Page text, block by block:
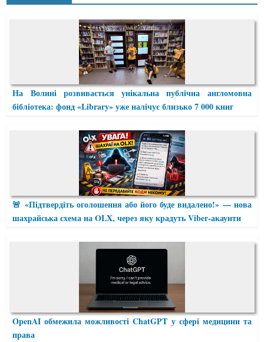
На Волині розвивається унікальна публічна англомовна
бібліотека: фонд «Library» уже налічує близько 7 000 книг
🚨 «Підтвердіть оголошення або його буде видалено!» — нова
шахрайська схема на OLX, через яку крадуть Viber-акаунти
OpenAI обмежила можливості ChatGPT у сфері медицини та
права